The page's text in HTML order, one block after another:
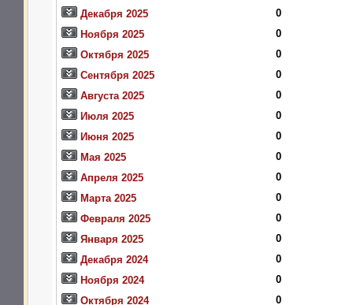
Декабря 2025
0
Ноября 2025
0
Октября 2025
0
Сентября 2025
0
Августа 2025
0
Июля 2025
0
Июня 2025
0
Мая 2025
0
Апреля 2025
0
Марта 2025
0
Февраля 2025
0
Января 2025
0
Декабря 2024
0
Ноября 2024
0
Октября 2024
0